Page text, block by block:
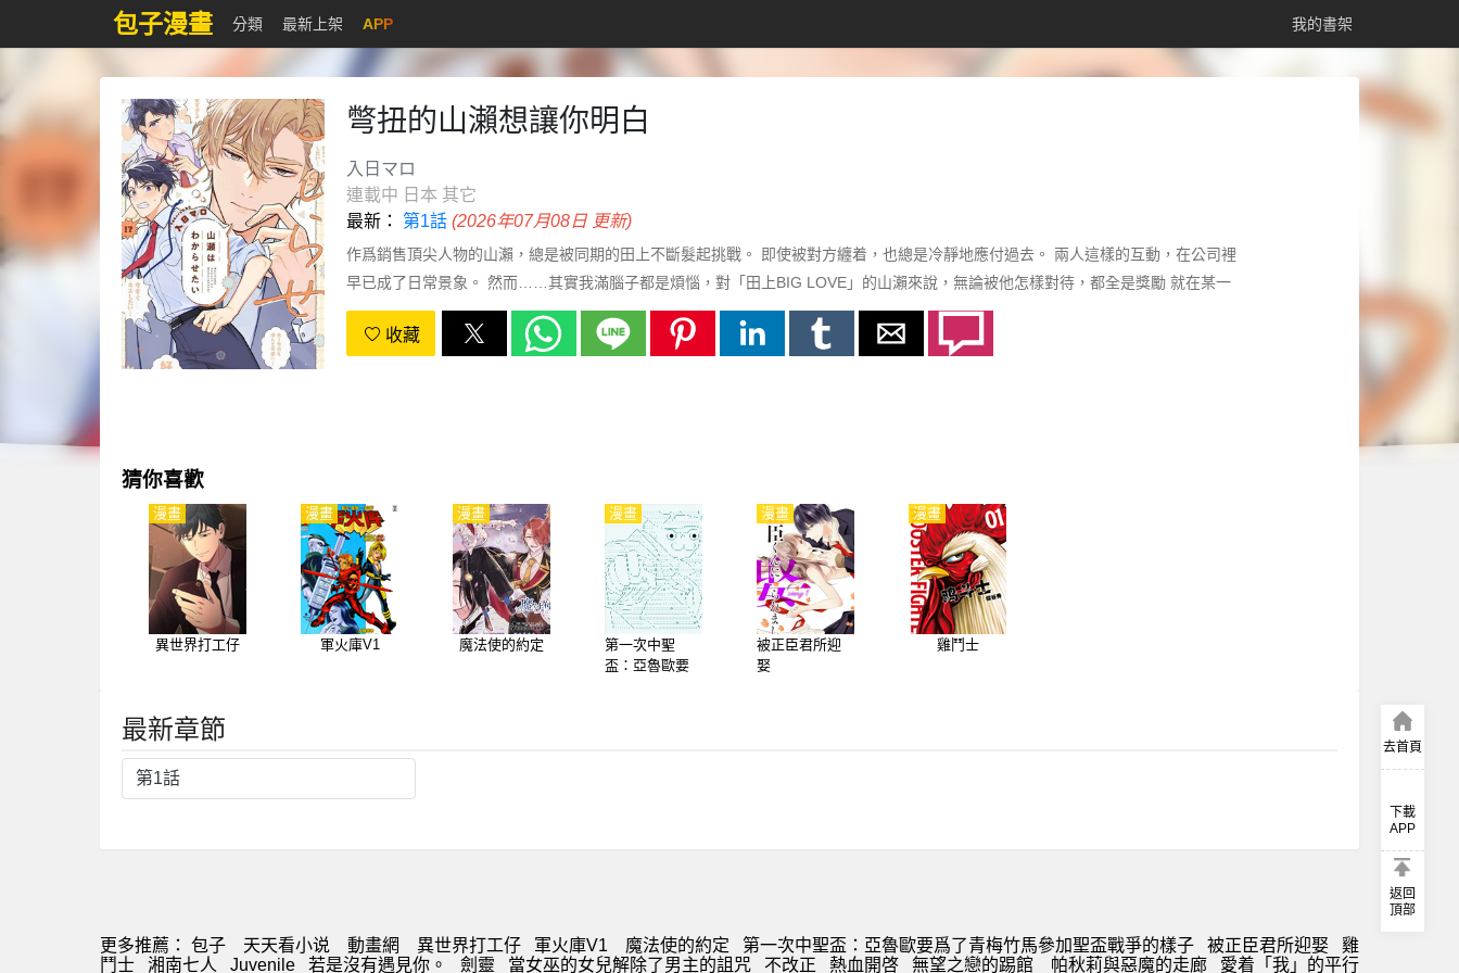
包子漫畫 分類 最新上架 APP 我的書架
彆扭的山瀨想讓你明白
入日マロ
連載中 日本 其它
最新： 第1話 (2026年07月08日 更新)
作爲銷售頂尖人物的山瀨，總是被同期的田上不斷髮起挑戰。 即使被對方纏着，也總是冷靜地應付過去。 兩人這樣的互動，在公司裡
早已成了日常景象。 然而……其實我滿腦子都是煩惱，對「田上BIG LOVE」的山瀨來說，無論被他怎樣對待，都全是獎勵 就在某一
天，田上向山瀨發起了營業對決的挑戰，並說如果自[+展開]自己輸了，就「什麼都聽你的」。 山瀨滿腦子都是些赤裸裸的妄想請求，
幹勁十足，結果取得了前所未有的大勝。 然而，他那些不可描述的請求還沒能實現，本該在聚餐後各自散去，卻在不經意間 脫口而出
收藏
猜你喜歡
異世界打工仔
漫畫
軍火庫V1
漫畫
魔法使的約定
漫畫
第一次中聖
盃：亞魯歐要
漫畫
被正臣君所迎
娶
漫畫
雞鬥士
漫畫
最新章節
第1話
更多推薦： 包子 天天看小说 動畫網 異世界打工仔 軍火庫V1 魔法使的約定 第一次中聖盃：亞魯歐要爲了青梅竹馬參加聖盃戰爭的樣子 被正臣君所迎娶
雞
鬥士
湘南七人 Juvenile 若是沒有遇見你。 劍靈 當女巫的女兒解除了男主的詛咒 不改正 熱血開啓 無望之戀的踢館 帕秋莉與惡魔的走廊 愛着「我」的平行
去首頁
下載
APP
返回
頂部